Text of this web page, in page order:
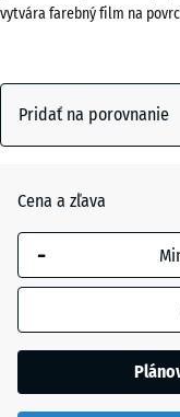
+ 0,50 €
červená
Trávovo
+ 1,00 €
x
Vybraná
orámovaním
sa používa
na výpočet
(pokiaľ nie
o produkte
inak).
vytvára farebný film na
Pridať na porovnanie
Cena a zľava
-